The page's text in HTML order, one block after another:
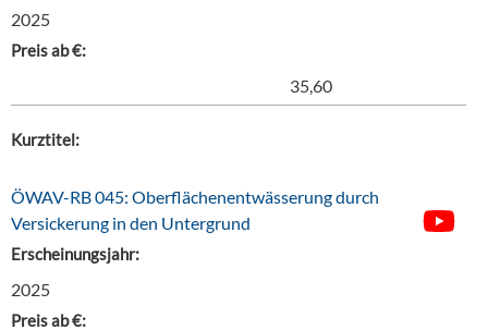
2025
Preis ab €:
35,60
Kurztitel:
ÖWAV-RB 045: Oberflächenentwässerung durch
Versickerung in den Untergrund
Erscheinungsjahr:
2025
Preis ab €: